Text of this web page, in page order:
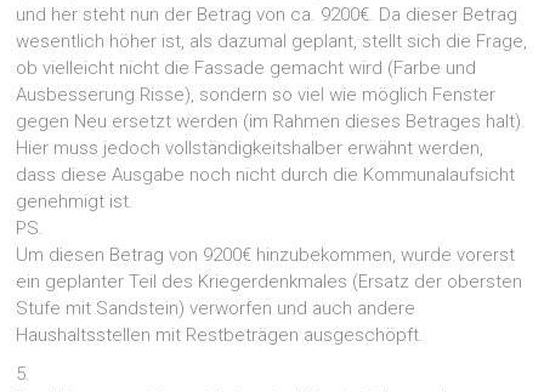
und her steht nun der Betrag von ca. 9200€. Da dieser Betrag
wesentlich höher ist, als dazumal geplant, stellt sich die Frage,
ob vielleicht nicht die Fassade gemacht wird (Farbe und
Ausbesserung Risse), sondern so viel wie möglich Fenster
gegen Neu ersetzt werden (im Rahmen dieses Betrages halt).
Hier muss jedoch vollständigkeitshalber erwähnt werden,
dass diese Ausgabe noch nicht durch die Kommunalaufsicht
genehmigt ist.
PS.
Um diesen Betrag von 9200€ hinzubekommen, wurde vorerst
ein geplanter Teil des Kriegerdenkmales (Ersatz der obersten
Stufe mit Sandstein) verworfen und auch andere
Haushaltsstellen mit Restbeträgen ausgeschöpft.
5.